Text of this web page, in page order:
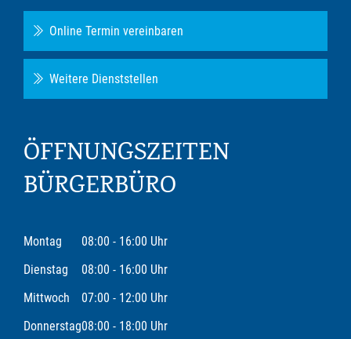
Online Termin vereinbaren
Weitere Dienststellen
ÖFFNUNGSZEITEN
BÜRGERBÜRO
Montag
08:00 - 16:00 Uhr
Dienstag
08:00 - 16:00 Uhr
Mittwoch
07:00 - 12:00 Uhr
Donnerstag08:00 - 18:00 Uhr